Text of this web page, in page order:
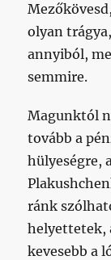
olyan
annyiból,
semmire.
Magunktól
tovább a
hülyeségre,
ránk
helyettetek,
kevesebb a